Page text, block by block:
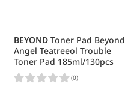
BEYOND Toner Pad Beyond
Angel Teatreeol Trouble
Toner Pad 185ml/130pcs
(0)